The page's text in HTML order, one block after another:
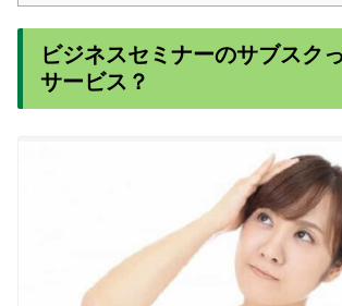
ビジネスセミナーのサブスク
サービス？